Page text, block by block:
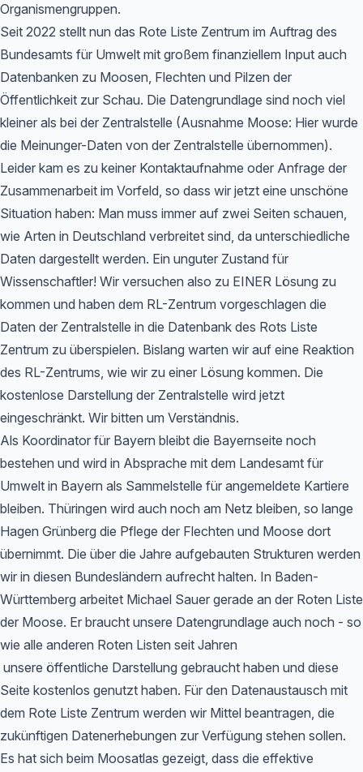
Organismengruppen.
Seit 2022 stellt nun das Rote Liste Zentrum im Auftrag des
Bundesamts für Umwelt mit großem finanziellem Input auch
Datenbanken zu Moosen, Flechten und Pilzen der
Öffentlichkeit zur Schau. Die Datengrundlage sind noch viel
kleiner als bei der Zentralstelle (Ausnahme Moose: Hier wurde
die Meinunger-Daten von der Zentralstelle übernommen).
Leider kam es zu keiner Kontaktaufnahme oder Anfrage der
Zusammenarbeit im Vorfeld, so dass wir jetzt eine unschöne
Situation haben: Man muss immer auf zwei Seiten schauen,
wie Arten in Deutschland verbreitet sind, da unterschiedliche
Daten dargestellt werden. Ein unguter Zustand für
Wissenschaftler! Wir versuchen also zu EINER Lösung zu
kommen und haben dem RL-Zentrum vorgeschlagen die
Daten der Zentralstelle in die Datenbank des Rots Liste
Zentrum zu überspielen. Bislang warten wir auf eine Reaktion
des RL-Zentrums, wie wir zu einer Lösung kommen. Die
kostenlose Darstellung der Zentralstelle wird jetzt
eingeschränkt. Wir bitten um Verständnis.
Als Koordinator für Bayern bleibt die Bayernseite noch
bestehen und wird in Absprache mit dem Landesamt für
Umwelt in Bayern als Sammelstelle für angemeldete Kartiere
bleiben. Thüringen wird auch noch am Netz bleiben, so lange
Hagen Grünberg die Pflege der Flechten und Moose dort
übernimmt. Die über die Jahre aufgebauten Strukturen werden
wir in diesen Bundesländern aufrecht halten. In Baden-
Württemberg arbeitet Michael Sauer gerade an der Roten Liste
der Moose. Er braucht unsere Datengrundlage auch noch - so
wie alle anderen Roten Listen seit Jahren
unsere öffentliche Darstellung gebraucht haben und diese
Seite kostenlos genutzt haben. Für den Datenaustausch mit
dem Rote Liste Zentrum werden wir Mittel beantragen, die
zukünftigen Datenerhebungen zur Verfügung stehen sollen.
Es hat sich beim Moosatlas gezeigt, dass die effektive